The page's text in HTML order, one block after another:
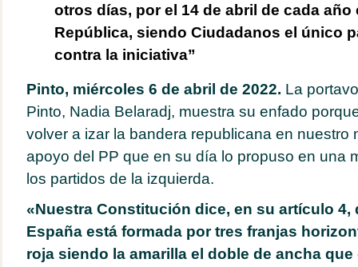
otros días, por el 14 de abril de cada año
República, siendo Ciudadanos el único
contra la iniciativa”
Pinto, miércoles 6 de abril de 2022. La
Pinto, Nadia Belaradj, muestra su enfado
volver a izar la bandera republicana en nuestro
apoyo del PP que en su día lo propuso en una
los partidos de la izquierda.
«Nuestra Constitución dice, en su artículo 4,
España está formada por tres franjas
roja siendo la amarilla el doble de ancha que